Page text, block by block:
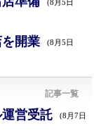
(8月5日
開業 (8月5日
記事一覧
営受託 (8月7日